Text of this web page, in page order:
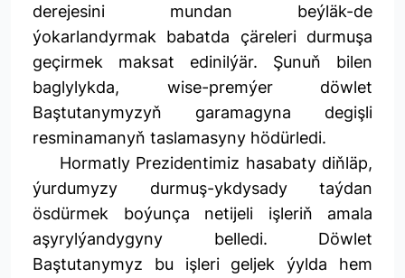
derejesini mundan beýläk-de
ýokarlandyrmak babatda çäreleri durmuşa
geçirmek maksat edinilýär. Şunuň bilen
baglylykda, wise-premýer döwlet
Baştutanymyzyň garamagyna degişli
resminamanyň taslamasyny hödürledi.
Hormatly Prezidentimiz hasabaty diňläp,
ýurdumyzy durmuş-ykdysady taýdan
ösdürmek boýunça netijeli işleriň amala
aşyrylýandygyny belledi. Döwlet
Baştutanymyz bu işleri geljek ýylda hem